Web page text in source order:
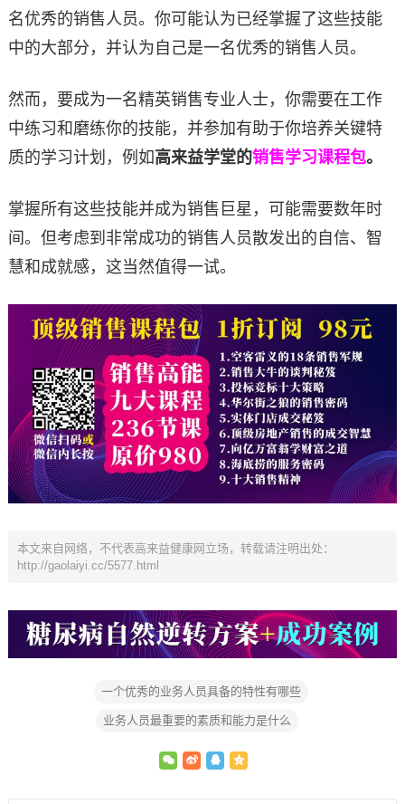
名优秀的销售人员。你可能认为已经掌握了这些技能
中的大部分，并认为自己是一名优秀的销售人员。
然而，要成为一名精英销售专业人士，你需要在工作
中练习和磨练你的技能，并参加有助于你培养关键特
质的学习计划，例如高来益学堂的销售学习课程包。
掌握所有这些技能并成为销售巨星，可能需要数年时
间。但考虑到非常成功的销售人员散发出的自信、智
慧和成就感，这当然值得一试。
本文来自网络，不代表高来益健康网立场，转载请注明出处：
http://gaolaiyi.cc/5577.html
一个优秀的业务人员具备的特性有哪些
业务人员最重要的素质和能力是什么